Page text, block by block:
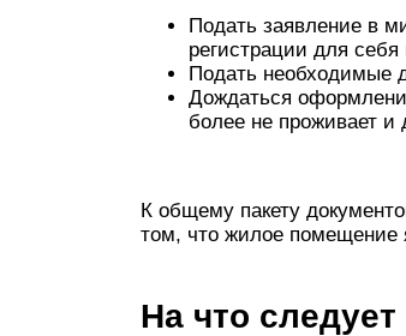
Подать заявление в
регистрации для себя
Подать необходимые
Дождаться
более не проживает и
К общему пакету
том, что жилое помещение
На что